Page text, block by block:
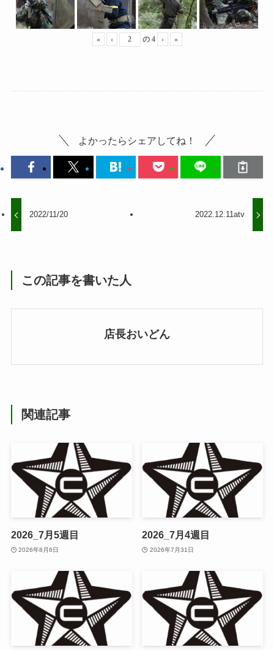
« ‹ の 4 › »
よかったらシェアしてね！
2022/11/20 2022.12.11atv
この記事を書いた人
店長おいどん
関連記事
2026_7月5週目
2026年8月6日
2026_7月4週目
2026年7月31日